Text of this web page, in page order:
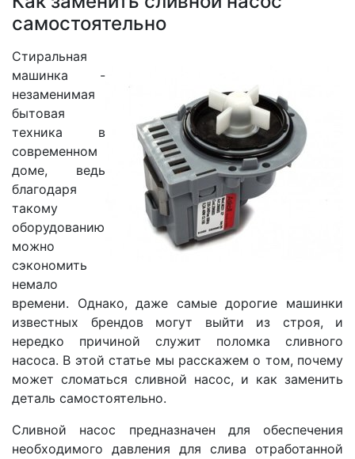
самостоятельно
Стиральная
машинка -
незаменимая
бытовая
техника в
современном
доме, ведь
благодаря
такому
оборудованию
можно
сэкономить
немало
времени. Однако, даже самые дорогие машинки
известных брендов могут выйти из строя, и
нередко причиной служит поломка сливного
насоса. В этой статье мы расскажем о том, почему
может сломаться сливной насос, и как заменить
деталь самостоятельно.
Сливной насос предназначен для обеспечения
необходимого давления для слива отработанной